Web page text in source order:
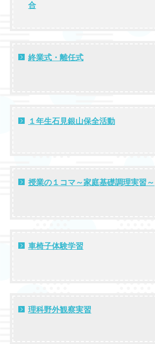
合
終業式・離任式
１年生石見銀山保全活動
授業の１コマ～家庭基礎調理実習～
車椅子体験学習
理科野外観察実習